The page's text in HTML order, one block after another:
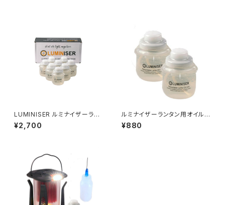
LUMINISER ルミナイザーラン
タン用 オイルユニット 44ml 8
個セット
¥2,700
ルミナイザーランタン用オイルユ
ニット２個
¥880